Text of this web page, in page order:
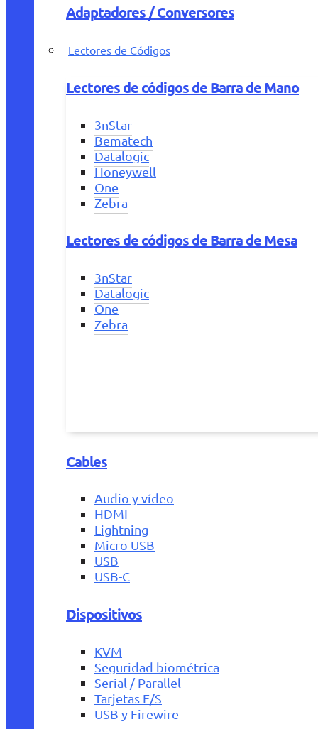
Adaptadores / Conversores
Lectores de Códigos
Lectores de códigos de Barra de Mano
3nStar
Bematech
Datalogic
Honeywell
One
Zebra
Lectores de códigos de Barra de Mesa
3nStar
Datalogic
One
Zebra
Cables
Audio y vídeo
HDMI
Lightning
Micro USB
USB
USB-C
Dispositivos
KVM
Seguridad biométrica
Serial / Parallel
Tarjetas E/S
USB y Firewire